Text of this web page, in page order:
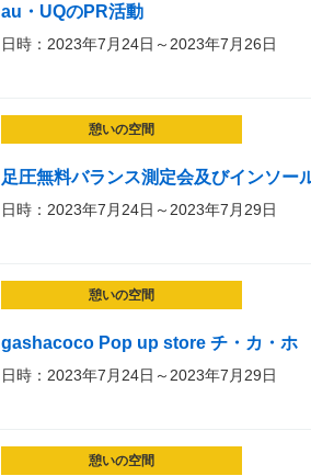
au・UQのPR活動
日時：2023年7月24日～2023年7月26日
憩いの空間
足圧無料バランス測定会及びインソー
日時：2023年7月24日～2023年7月29日
憩いの空間
gashacoco Pop up store チ・カ・ホ
日時：2023年7月24日～2023年7月29日
憩いの空間